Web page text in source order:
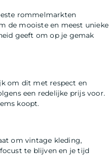
rommelmarkten
de mooiste en meest unieke
geeft om op je gemak
om dit met respect en
een redelijke prijs voor.
koopt.
om vintage kleding,
te blijven en je tijd